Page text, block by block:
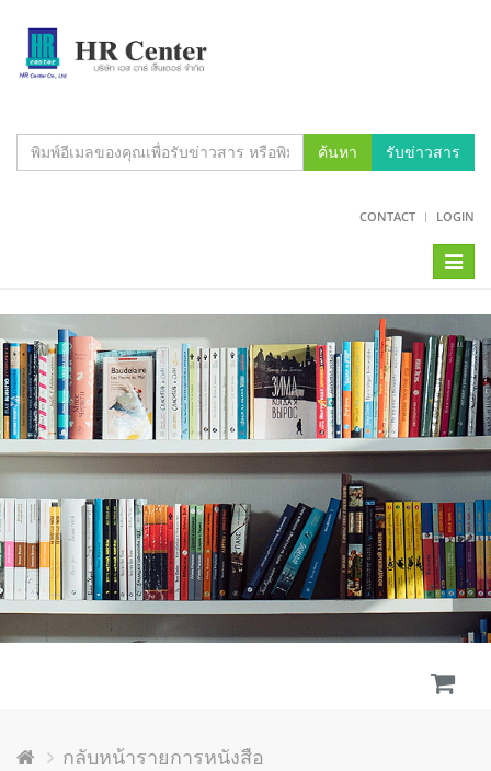
ค้นหา รับข่าวสาร
CONTACT LOGIN
Toggle
กลับหน้ารายการหนังสือ